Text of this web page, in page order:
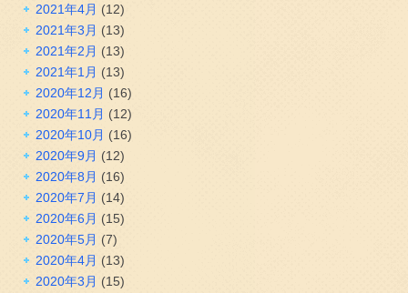
2021年4月 (12)
2021年3月 (13)
2021年2月 (13)
2021年1月 (13)
2020年12月 (16)
2020年11月 (12)
2020年10月 (16)
2020年9月 (12)
2020年8月 (16)
2020年7月 (14)
2020年6月 (15)
2020年5月 (7)
2020年4月 (13)
2020年3月 (15)